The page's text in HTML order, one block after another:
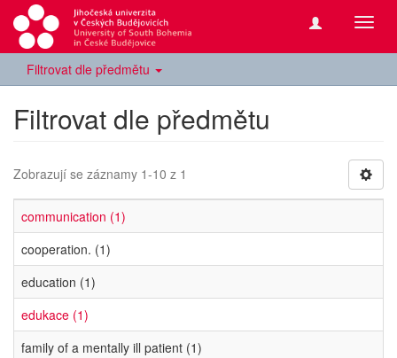
Filtrovat dle předmětu
Filtrovat dle předmětu
Zobrazují se záznamy 1-10 z 1
communication (1)
cooperation. (1)
education (1)
edukace (1)
family of a mentally ill patient (1)